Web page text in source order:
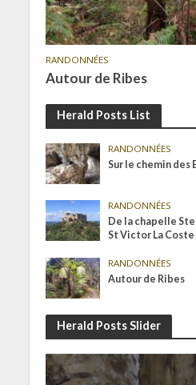
RANDONNÉES
Autour de Ribes
Herald Posts List
RANDONNÉES
Sur le chemin des
RANDONNÉES
De la chapelle
St Victor La Coste
RANDONNÉES
Autour de Ribes
Herald Posts Slider